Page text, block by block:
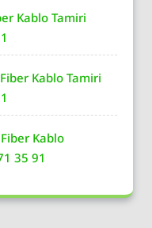
Kablo Tamiri
Kablo Tamiri
Kablo
35 91